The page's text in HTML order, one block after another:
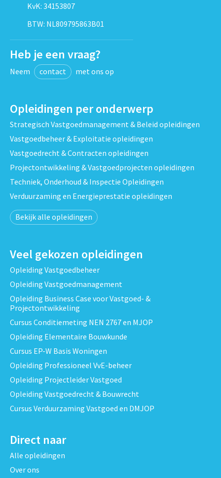
KvK: 34153807
BTW: NL809795863B01
Heb je een vraag?
Neem contact met ons op
Opleidingen per onderwerp
Strategisch Vastgoedmanagement & Beleid opleidingen
Vastgoedbeheer & Exploitatie opleidingen
Vastgoedrecht & Contracten opleidingen
Projectontwikkeling & Vastgoedprojecten opleidingen
Techniek, Onderhoud & Inspectie Opleidingen
Verduurzaming en Energieprestatie opleidingen
Bekijk alle opleidingen
Veel gekozen opleidingen
Opleiding Vastgoedbeheer
Opleiding Vastgoedmanagement
Opleiding Business Case voor Vastgoed- &
Projectontwikkeling
Cursus Conditiemeting NEN 2767 en MJOP
Opleiding Elementaire Bouwkunde
Cursus EP-W Basis Woningen
Opleiding Professioneel VvE-beheer
Opleiding Projectleider Vastgoed
Opleiding Vastgoedrecht & Bouwrecht
Cursus Verduurzaming Vastgoed en DMJOP
Direct naar
Alle opleidingen
Over ons